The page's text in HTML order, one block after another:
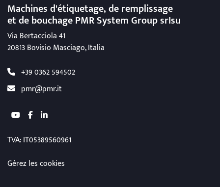
Machines d'étiquetage, de remplissage
et de bouchagePMR System Group srIsu
Via Bertacciola 41
20813 Bovisio Masciago, Italia
+39 0362 594502
pmr@pmr.it
youtubefacebooklinkedin
TVA: IT05389560961
Gérez les cookies